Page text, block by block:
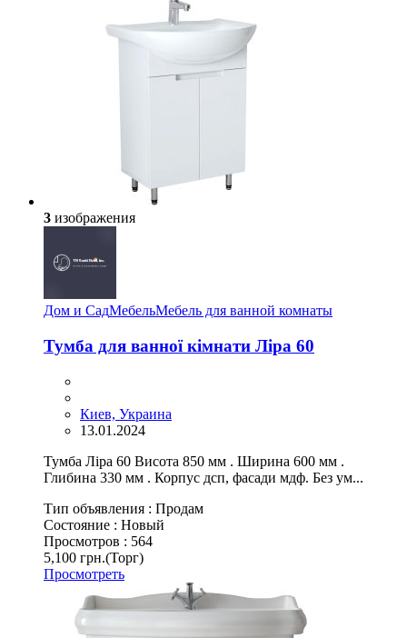
3 изображения
Дом и СадМебельМебель для ванной комнаты
Тумба для ванної кімнати Ліра 60
Киев, Украина
13.01.2024
Тумба Ліра 60 Висота 850 мм . Ширина 600 мм .
Глибина 330 мм . Корпус дсп, фасади мдф. Без ум...
Тип объявления : Продам
Состояние : Новый
Просмотров : 564
5,100 грн.(Торг)
Просмотреть